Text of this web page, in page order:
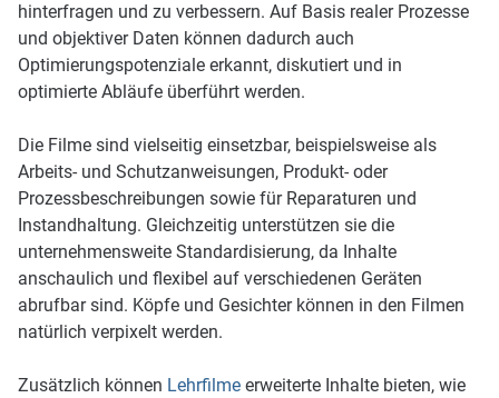
hinterfragen und zu verbessern. Auf Basis realer Prozesse
und objektiver Daten können dadurch auch
Optimierungspotenziale erkannt, diskutiert und in
optimierte Abläufe überführt werden.
Die Filme sind vielseitig einsetzbar, beispielsweise als
Arbeits- und Schutzanweisungen, Produkt- oder
Prozessbeschreibungen sowie für Reparaturen und
Instandhaltung. Gleichzeitig unterstützen sie die
unternehmensweite Standardisierung, da Inhalte
anschaulich und flexibel auf verschiedenen Geräten
abrufbar sind. Köpfe und Gesichter können in den Filmen
natürlich verpixelt werden.
Zusätzlich können Lehrfilmeerweiterte Inhalte bieten, wie